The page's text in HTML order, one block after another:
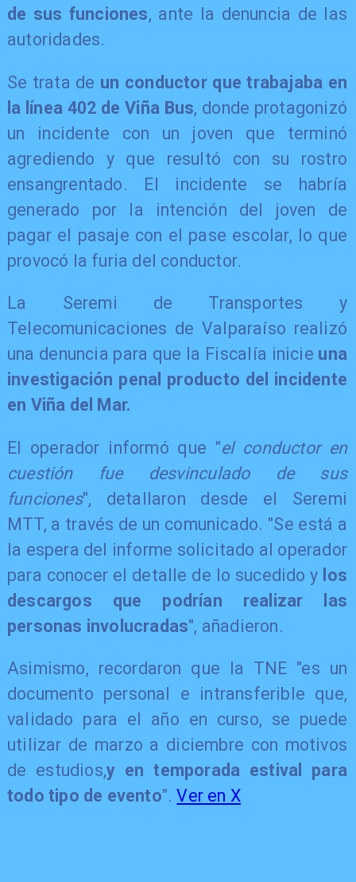
de sus funciones, ante la denuncia de las
autoridades.
Se trata de un conductor que trabajaba en
la línea 402 de Viña Bus, donde protagonizó
un incidente con un joven que terminó
agrediendo y que resultó con su rostro
ensangrentado. El incidente se habría
generado por la intención del joven de
pagar el pasaje con el pase escolar, lo que
provocó la furia del conductor.
La Seremi de Transportes y
Telecomunicaciones de Valparaíso realizó
una denuncia para que la Fiscalía inicie una
investigación penal producto del incidente
en Viña del Mar.
El operador informó que "el conductor en
cuestión fue desvinculado de sus
funciones", detallaron desde el Seremi
MTT, a través de un comunicado. "Se está a
la espera del informe solicitado al operador
para conocer el detalle de lo sucedido y los
descargos que podrían realizar las
personas involucradas", añadieron.
Asimismo, recordaron que la TNE "es un
documento personal e intransferible que,
validado para el año en curso, se puede
utilizar de marzo a diciembre con motivos
de estudios,y en temporada estival para
todo tipo de evento".Ver en X